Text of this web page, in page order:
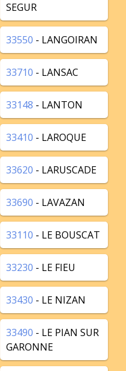
SEGUR
33550 - LANGOIRAN
33710 - LANSAC
33148 - LANTON
33410 - LAROQUE
33620 - LARUSCADE
33690 - LAVAZAN
33110 - LE BOUSCAT
33230 - LE FIEU
33430 - LE NIZAN
33490 - LE PIAN SUR
GARONNE